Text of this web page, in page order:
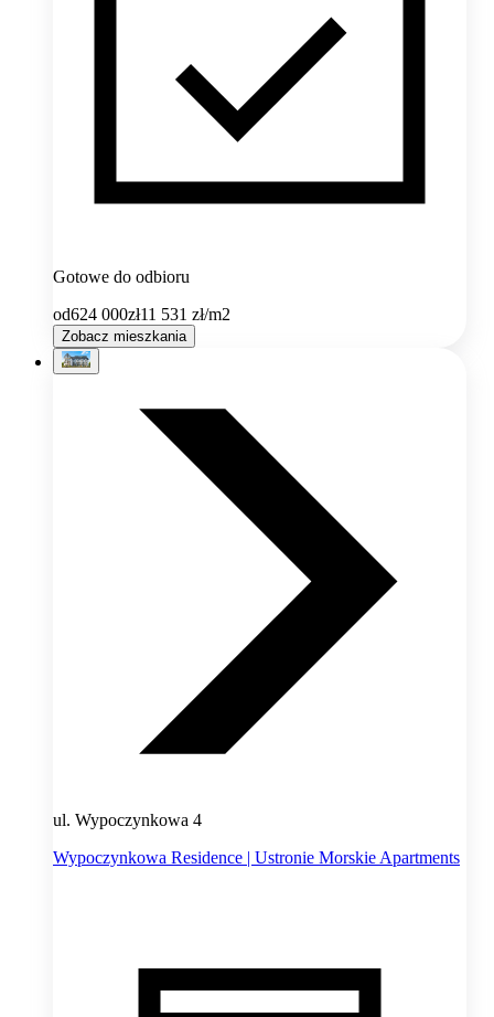
Gotowe do odbioru
od624 000zł11 531 zł/m2
Zobacz mieszkania
ul. Wypoczynkowa 4
Wypoczynkowa Residence | Ustronie Morskie Apartments